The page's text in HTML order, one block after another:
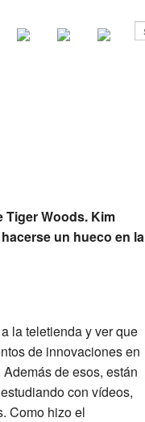
Tiger Woods. Kim
un hueco en la
la teletienda y ver que
de innovaciones en
de esos, están
con vídeos,
Como hizo el